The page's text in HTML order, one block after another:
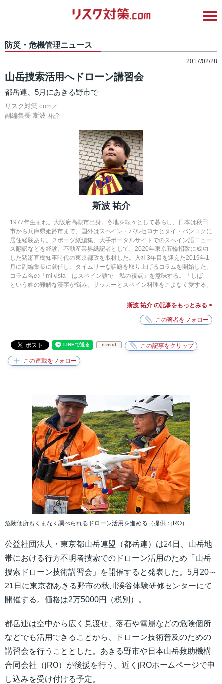
防災・危機管理ニュース
2017/02/28
山岳捜索活用へドローン講習会
都岳連、5月にあきる野市で
リスク対策.com／
副編集長 斯波 祐介
斯波 祐介
1977年生まれ。大阪府高槻市出身。各地を転々として暮らし、日本は秋田
市から兵庫県姫路市まで、国外はスペイン・バルセロナとタイ・バンコクに
居住経験あり。スポーツ紙編集、大手ポータルサイトでのスペイン語ニュー
ス翻訳などを経験。不動産業界紙記者として、2020年東京五輪招致に成功
した猪瀬直樹知事時代の東京都政を取材した。入社3年目を迎えた2019年1
月に副編集長に就任し、タイムリーな話題を取り上げるコラムを開始した。
コラム名の「mi vista」はスペイン語で「私の視点」を意味する。「しば」
という姓の難解な漢字が悩み。サッカーとスペイン料理をこよなく愛する。
斯波 祐介 の記事をもっとみる >
e-mail
危険個所もくまなく調べられるドローン活用を進める（提供：jRO）
公益社団法人・東京都山岳連盟（都岳連）は24日、山岳地
帯における行方不明者捜索でのドローン活用のため「山岳
捜索ドローン技術講習会」を開催すると発表した。5月20～
21日に東京都あきる野市の秋川渓谷体験研修センターにて
開催する。価格は2万5000円（税別）。
都岳連は空中から広く見渡せ、落石や雪崩などの危険個所
などでも活用できることから、ドローン技術普及のための
講習会を行うこととした。あきる野市や日本山岳救助機構
合同会社（jRO）が後援を行う。近くjROホームページで申
し込みを受け付ける予定。